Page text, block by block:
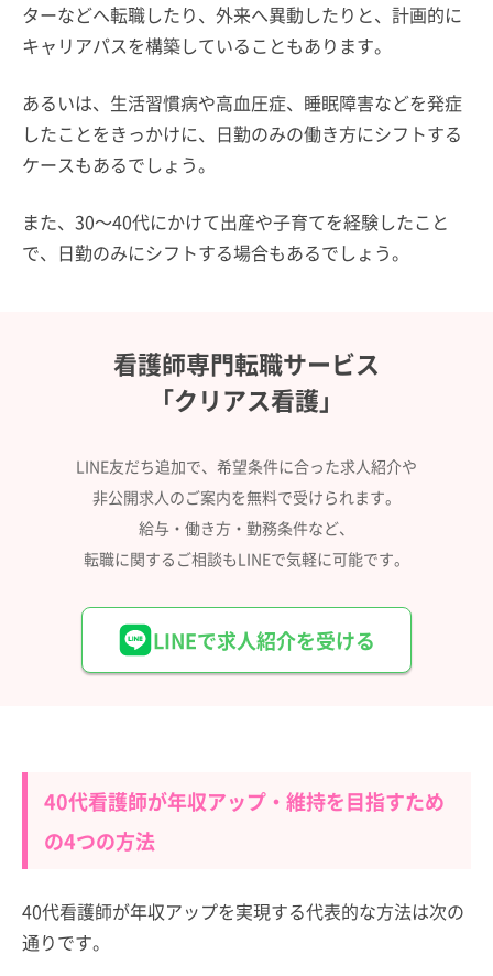
ターなどへ転職したり、外来へ異動したりと、計画的に
キャリアパスを構築していることもあります。
あるいは、生活習慣病や高血圧症、睡眠障害などを発症
したことをきっかけに、日勤のみの働き方にシフトする
ケースもあるでしょう。
また、30～40代にかけて出産や子育てを経験したこと
で、日勤のみにシフトする場合もあるでしょう。
看護師専門転職サービス
「クリアス看護」
LINE友だち追加で、希望条件に合った求人紹介や
非公開求人のご案内を無料で受けられます。
給与・働き方・勤務条件など、
転職に関するご相談もLINEで気軽に可能です。
LINEで求人紹介を受ける
40代看護師が年収アップ・維持を目指すため
の4つの方法
40代看護師が年収アップを実現する代表的な方法は次の
通りです。